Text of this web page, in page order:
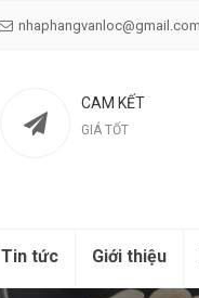
nhaphangvanloc@gmail.com
CAM KẾT
GIÁ TỐT
Tin tức Giới thiệu